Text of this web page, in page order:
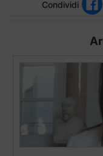
Condividi